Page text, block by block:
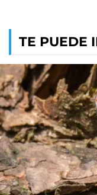
TE PUEDE